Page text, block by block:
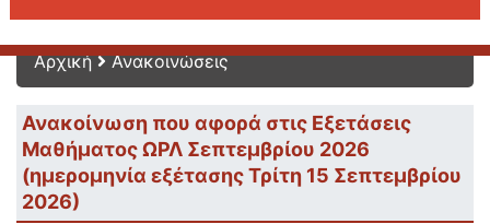
Αρχική Ανακοινώσεις
Ανακοίνωση που αφορά στις Εξετάσεις
Μαθήματος ΩΡΛ Σεπτεμβρίου 2026
(ημερομηνία εξέτασης Τρίτη 15 Σεπτεμβρίου
2026)